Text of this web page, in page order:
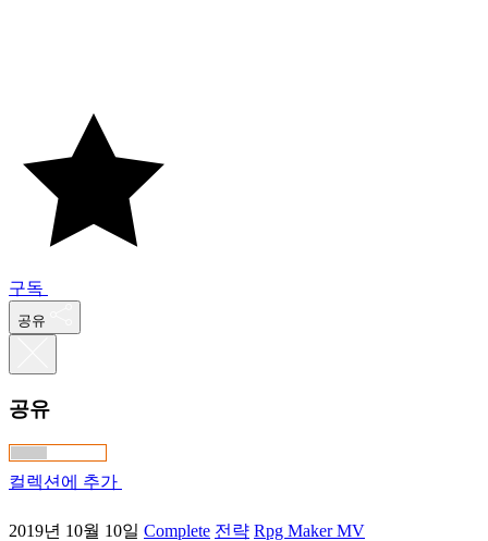
구독
공유
공유
컬렉션에 추가
2019년 10월 10일 Complete 전략 Rpg Maker MV